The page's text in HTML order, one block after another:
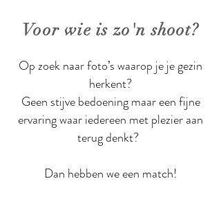
Voor wie is zo'n shoot?
Op zoek naar foto’s waarop je je gezin
herkent?
Geen stijve bedoening maar een fijne
ervaring waar iedereen met plezier aan
terug denkt?
Dan hebben we een match!